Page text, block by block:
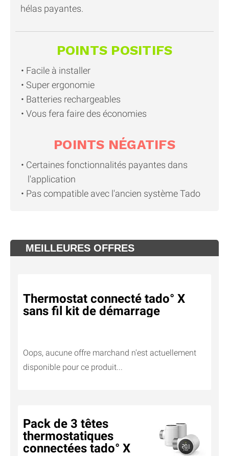
hélas payantes.
POINTS POSITIFS
Facile à installer
Super ergonomie
Batteries rechargeables
Vous fera faire des économies
POINTS NÉGATIFS
Certaines fonctionnalités payantes dans
l'application
Pas compatible avec l'ancien système Tado
MEILLEURES OFFRES
Thermostat connecté tado° X
sans fil kit de démarrage
Oops, aucune offre marchand n'est actuellement
disponible pour ce produit...
Pack de 3 têtes
thermostatiques
connectées tado° X